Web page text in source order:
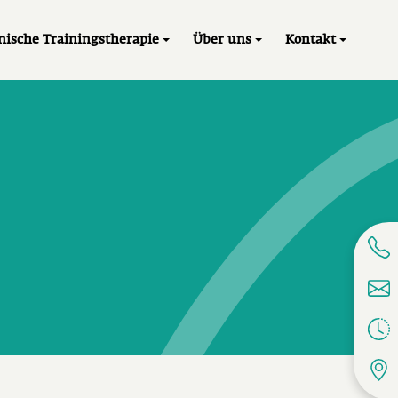
Trainingstherapie Über uns Kontakt